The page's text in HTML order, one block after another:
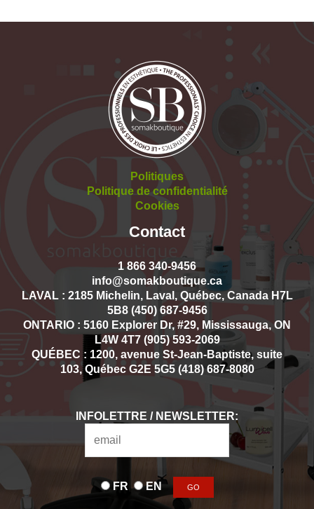
Politiques
Politique de confidentialité
Cookies
Contact
1 866 340-9456
info@somakboutique.ca
LAVAL : 2185 Michelin, Laval, Québec, Canada H7L
5B8 (450) 687-9456
ONTARIO : 5160 Explorer Dr, #29, Mississauga, ON
L4W 4T7 (905) 593-2069
QUÉBEC : 1200, avenue St-Jean-Baptiste, suite
103, Québec G2E 5G5 (418) 687-8080
INFOLETTRE / NEWSLETTER:
FR EN